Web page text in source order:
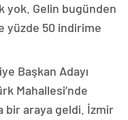
yok. Gelin bugünden
yüzde 50 indirime
Başkan Adayı
Mahallesi’nde
bir araya geldi. İzmir